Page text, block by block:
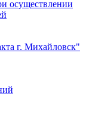
осуществлении
г. Михайловск"